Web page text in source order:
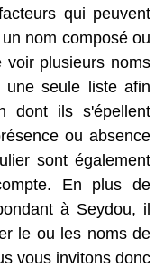
qui peuvent
nom composé ou
plusieurs noms
une seule liste afin
dont ils s'épellent
ou absence
sont également
En plus de
à Seydou, il
le ou les noms de
vous invitons donc